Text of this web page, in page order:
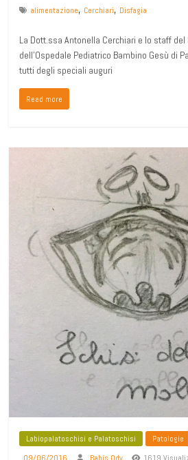
alimentazione, Cerchiari, Disfagia
La Dott.ssa Antonella Cerchiari e lo staff
dell’Ospedale Pediatrico Bambino Gesù di
tutti degli speciali auguri
Read more
Labiopalatoschisi e Palatoschisi
Patologie